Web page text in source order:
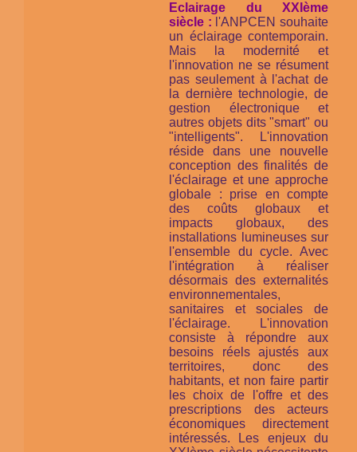
Eclairage du XXIème
siècle : l'ANPCEN souhaite
un éclairage contemporain.
Mais la modernité et
l'innovation ne se résument
pas seulement à l'achat de
la dernière technologie, de
gestion électronique et
autres objets dits "smart" ou
"intelligents". L'innovation
réside dans une nouvelle
conception des finalités de
l'éclairage et une approche
globale : prise en compte
des coûts globaux et
impacts globaux, des
installations lumineuses sur
l'ensemble du cycle. Avec
l'intégration à réaliser
désormais des externalités
environnementales,
sanitaires et sociales de
l'éclairage. L'innovation
consiste à répondre aux
besoins réels ajustés aux
territoires, donc des
habitants, et non faire partir
les choix de l'offre et des
prescriptions des acteurs
économiques directement
intéressés. Les enjeux du